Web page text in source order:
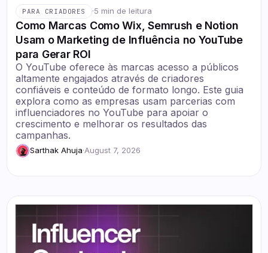
PARA CRIADORES ·5 min de leitura
Como Marcas Como Wix, Semrush e Notion
Usam o Marketing de Influência no YouTube
para Gerar ROI
O YouTube oferece às marcas acesso a públicos
altamente engajados através de criadores
confiáveis e conteúdo de formato longo. Este guia
explora como as empresas usam parcerias com
influenciadores no YouTube para apoiar o
crescimento e melhorar os resultados das
campanhas.
Sarthak Ahuja·August 7, 2026